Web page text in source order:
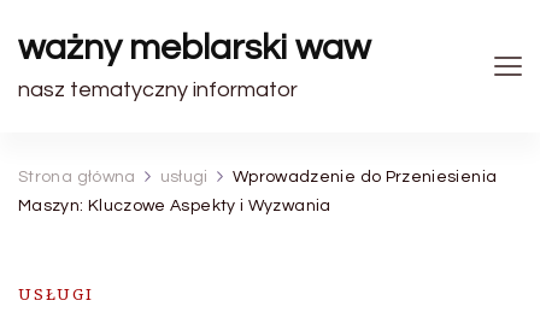
ważny meblarski waw
nasz tematyczny informator
Strona główna usługi
Wprowadzenie do Przeniesienia
Maszyn: Kluczowe Aspekty i Wyzwania
USŁUGI